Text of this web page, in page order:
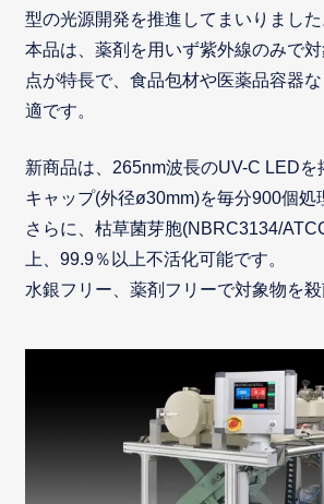
型の光源開発を推進してまいりました
本品は、薬剤を用いず紫外線のみで
点が特長で、食品包材や医薬品容器
適です。
新商品は、265nm波長のUV-C LEDを
キャップ(外径ø30mm)を毎分900個処
さらに、枯草菌芽胞(NBRC3134/
上、99.9％以上不活化可能です。
水銀フリー、薬剤フリーで対象物を殺